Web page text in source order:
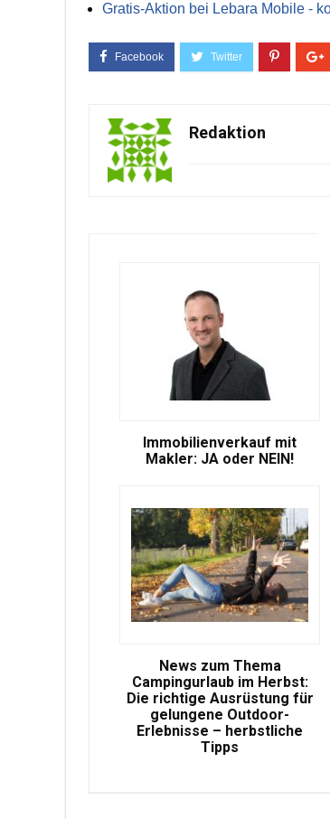
Gratis-Aktion bei Lebara Mobile -
Redaktion
Immobilienverkauf mit
Makler: JA oder NEIN!
News zum Thema
Campingurlaub im Herbst:
Die richtige Ausrüstung für
gelungene Outdoor-
Erlebnisse – herbstliche
Tipps